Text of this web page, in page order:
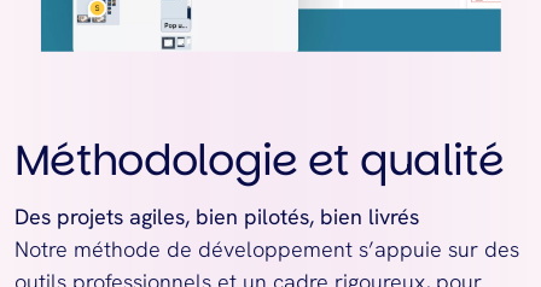
Méthodologie et qualité
Des projets agiles, bien pilotés, bien livrés
Notre méthode de développement s’appuie sur des